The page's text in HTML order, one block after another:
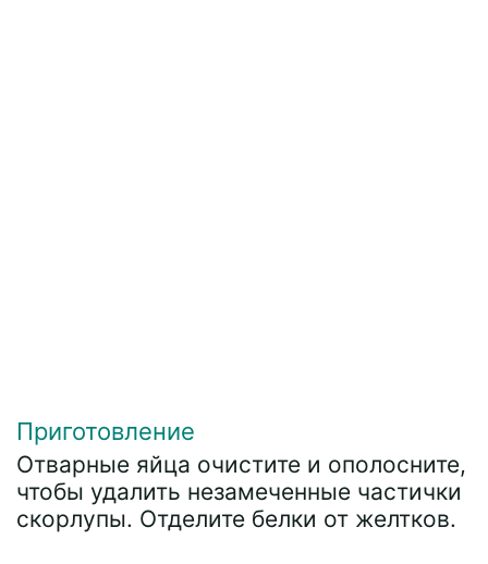
Приготовление
Отварные яйца очистите и ополосните,
чтобы удалить незамеченные частички
скорлупы. Отделите белки от желтков.